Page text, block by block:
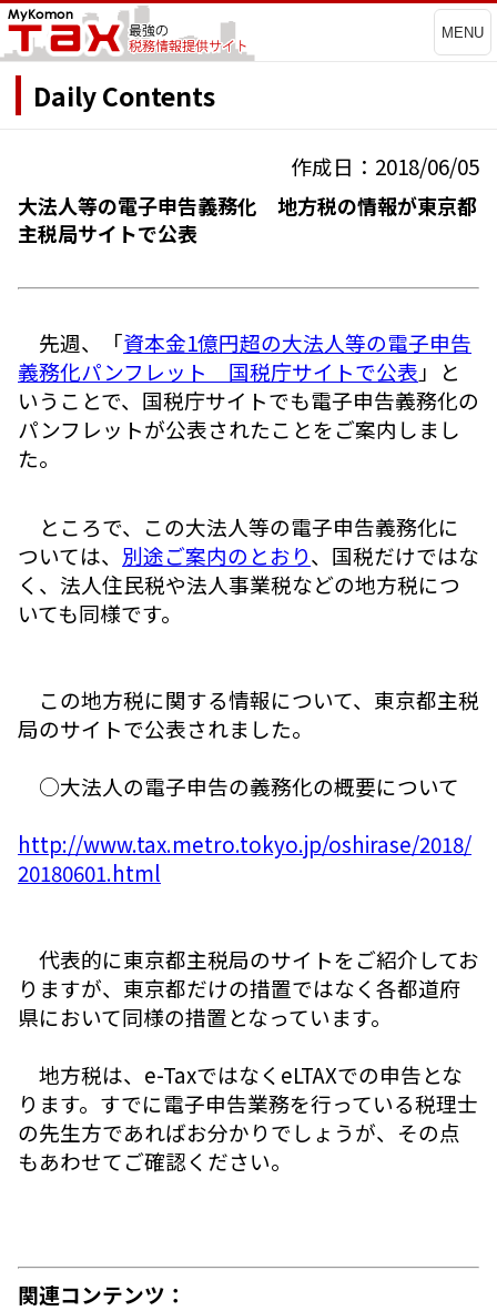
MENU
Daily Contents
作成日：2018/06/05
大法人等の電子申告義務化 地方税の情報が東京都
主税局サイトで公表
先週、「資本金1億円超の大法人等の電子申告
義務化パンフレット 国税庁サイトで公表 」と
いうことで、国税庁サイトでも電子申告義務化の
パンフレットが公表されたことをご案内しまし
た。
ところで、この大法人等の電子申告義務化に
ついては、 別途ご案内のとおり、国税だけではな
く、法人住民税や法人事業税などの地方税につ
いても同様です。
この地方税に関する情報について、東京都主税
局のサイトで公表されました。
○大法人の電子申告の義務化の概要について
http://www.tax.metro.tokyo.jp/oshirase/2018/
20180601.html
代表的に東京都主税局のサイトをご紹介してお
りますが、東京都だけの措置ではなく各都道府
県において同様の措置となっています。
地方税は、e-TaxではなくeLTAXでの申告とな
ります。すでに電子申告業務を行っている税理士
の先生方であればお分かりでしょうが、その点
もあわせてご確認ください。
関連コンテンツ：